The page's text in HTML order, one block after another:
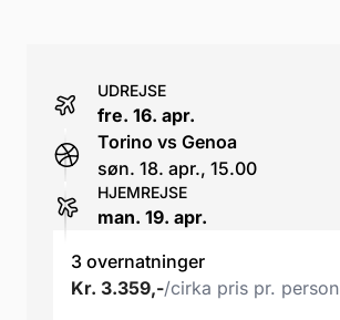
UDREJSE
fre. 16. apr.
Torino vs Genoa
søn. 18. apr., 15.00
HJEMREJSE
man. 19. apr.
3 overnatninger
Kr. 3.359,-/cirka pris pr. person